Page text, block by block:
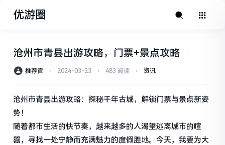
优游圈
沧州市青县出游攻略，门票+景点攻略
推荐官 ⋅ 2024-03-23 ⋅ 483 阅读 ⋅ 资讯
沧州市青县出游攻略：探秘千年古城，解锁门票与景点新姿
势！
随着都市生活的快节奏，越来越多的人渴望逃离城市的喧
嚣，寻找一处宁静而充满魅力的度假胜地。今天，我要为大